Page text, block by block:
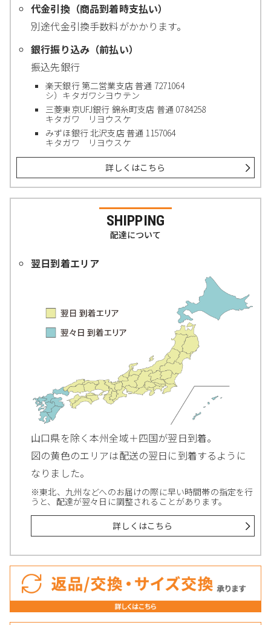
代金引換（商品到着時支払い）
別途代金引換手数料がかかります。
銀行振り込み（前払い）
振込先銀行
楽天銀行 第二営業支店 普通 7271064
シ）キタガワシヨウテン
三菱東京UFJ銀行 錦糸町支店 普通 0784258
キタガワ リヨウスケ
みずほ銀行 北沢支店 普通 1157064
キタガワ リヨウスケ
詳しくはこちら
SHIPPING
配達について
翌日到着エリア
山口県を除く本州全域＋四国が翌日到着。
図の黄色のエリアは配送の翌日に到着するように
なりました。
※東北、九州などへのお届けの際に早い時間帯の指定を行
うと、配達が翌々日に調整されることがあります。
詳しくはこちら